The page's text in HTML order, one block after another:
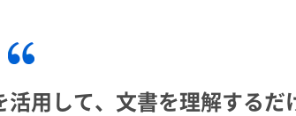
用して、文書を理解するだ